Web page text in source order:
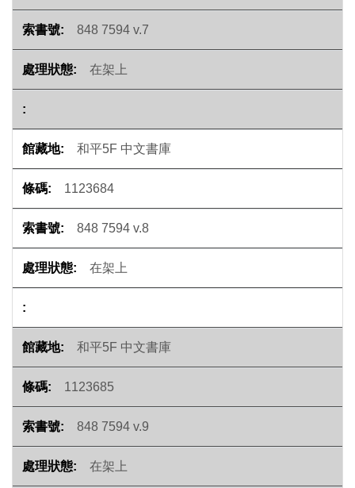
848 7594 v.7
在架上
和平5F 中文書庫
1123684
848 7594 v.8
在架上
和平5F 中文書庫
1123685
848 7594 v.9
在架上